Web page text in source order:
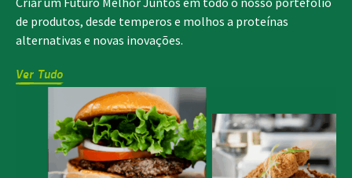
de produtos, desde temperos e molhos a proteínas
alternativas e novas inovações.
Ver Tudo